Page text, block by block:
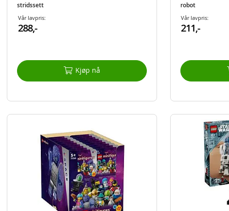
stridssett
Vår lavpris:
288,-
Kjøp nå
robot
Vår lavpris:
211,-